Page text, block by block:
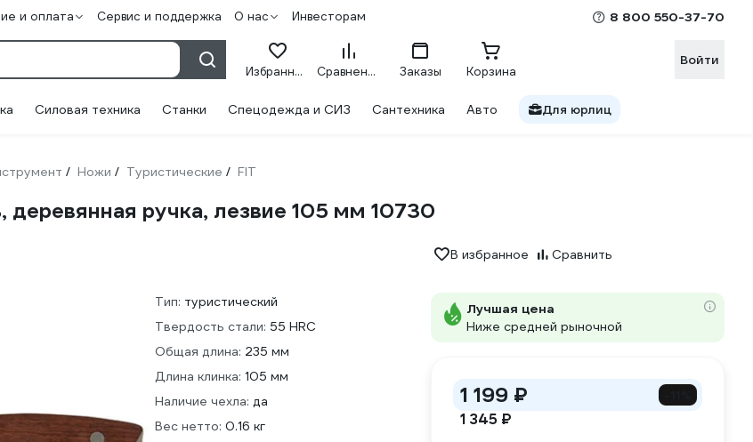
и оплата Сервис и поддержка О нас Инвесторам 8 800 550-37-70
Избранное Сравнение Заказы Корзина
Войти
Силовая техника Станки Спецодежда и СИЗ Сантехника Авто Для юрлиц
/ Ножи / Туристические / FIT
ручка, лезвие 105 мм 10730
В избранное Сравнить
Тип: туристический
Твердость стали: 55 HRC
Общая длина: 235 мм
Длина клинка: 105 мм
Наличие чехла: да
Вес нетто: 0.16 кг
Лучшая цена
Ниже средней рыночной
1 199 ₽
1 345 ₽